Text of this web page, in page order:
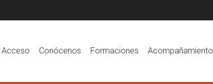
Acceso Conócenos Formaciones Acompañamiento